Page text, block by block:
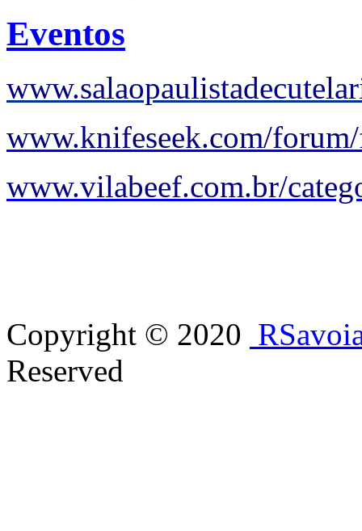
Eventos
www.knifeseek.com/
www.vilabeef.com.br/
Copyright © 2020
Reserved